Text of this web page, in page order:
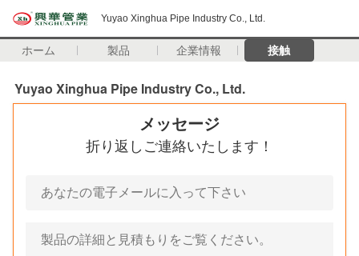
Yuyao Xinghua Pipe Industry Co., Ltd.
ホーム 製品 企業情報 接触
Yuyao Xinghua Pipe Industry Co., Ltd.
メッセージ
折り返しご連絡いたします！